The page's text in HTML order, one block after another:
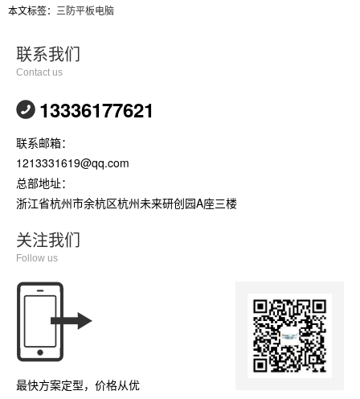
本文标签： 三防平板电脑
联系我们
Contact us
13336177621
联系邮箱：
1213331619@qq.com
总部地址：
浙江省杭州市余杭区杭州未来研创园A座三楼
关注我们
Follow us
最快方案定型，价格从优